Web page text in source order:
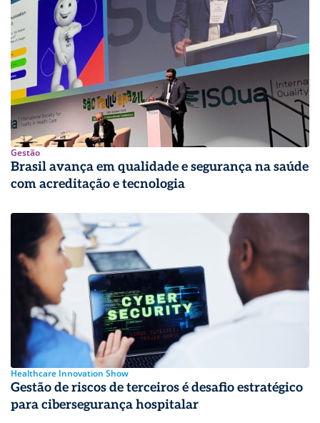
Gestão
Brasil avança em qualidade e segurança na saúde
com acreditação e tecnologia
Healthcare Innovation Show
Gestão de riscos de terceiros é desafio estratégico
para cibersegurança hospitalar